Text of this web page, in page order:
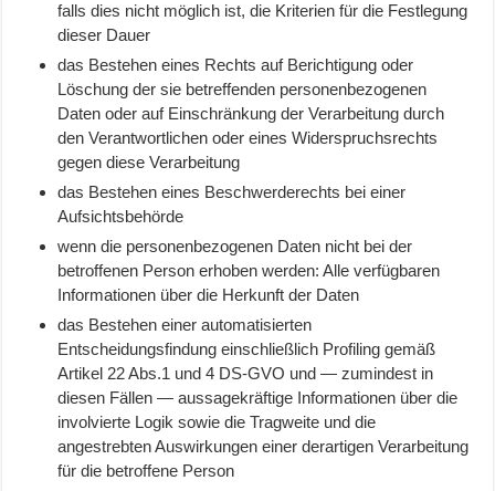
falls dies nicht möglich ist, die Kriterien für die Festlegung
dieser Dauer
das Bestehen eines Rechts auf Berichtigung oder
Löschung der sie betreffenden personenbezogenen
Daten oder auf Einschränkung der Verarbeitung durch
den Verantwortlichen oder eines Widerspruchsrechts
gegen diese Verarbeitung
das Bestehen eines Beschwerderechts bei einer
Aufsichtsbehörde
wenn die personenbezogenen Daten nicht bei der
betroffenen Person erhoben werden: Alle verfügbaren
Informationen über die Herkunft der Daten
das Bestehen einer automatisierten
Entscheidungsfindung einschließlich Profiling gemäß
Artikel 22 Abs.1 und 4 DS-GVO und — zumindest in
diesen Fällen — aussagekräftige Informationen über die
involvierte Logik sowie die Tragweite und die
angestrebten Auswirkungen einer derartigen Verarbeitung
für die betroffene Person